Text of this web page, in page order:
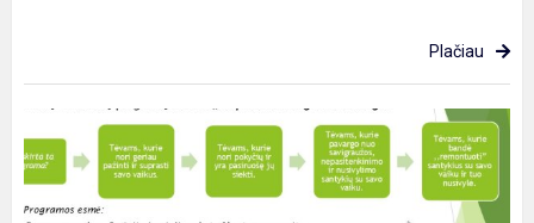
Plačiau
tėvams
"Laiptai.
Kartu